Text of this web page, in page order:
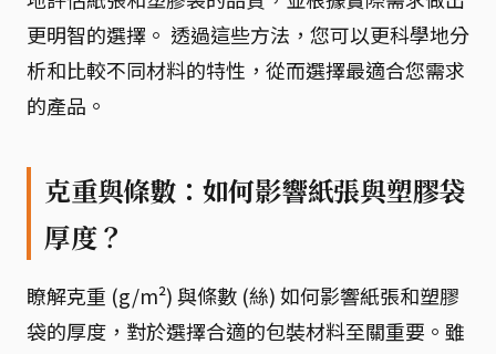
更明智的選擇。 透過這些方法，您可以更科學地分
析和比較不同材料的特性，從而選擇最適合您需求
的產品。
克重與條數：如何影響紙張與塑膠袋
厚度？
瞭解克重 (g/m²) 與條數 (絲) 如何影響紙張和塑膠
袋的厚度，對於選擇合適的包裝材料至關重要。雖